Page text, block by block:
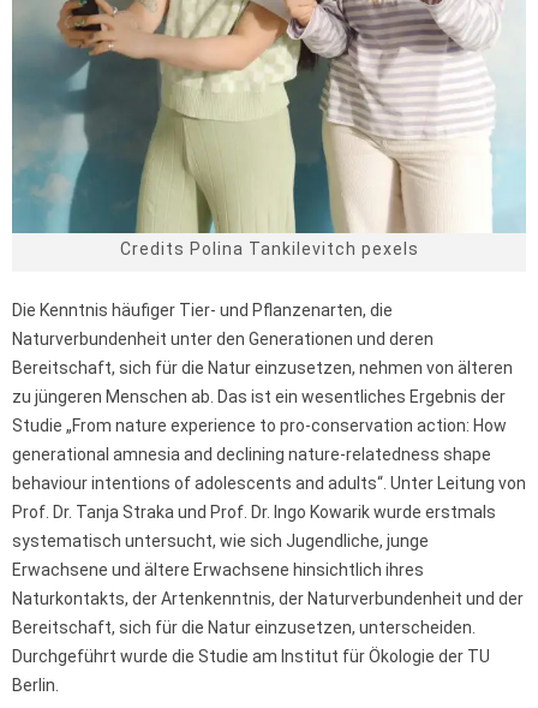
Credits Polina Tankilevitch pexels
Die Kenntnis häufiger Tier- und Pflanzenarten, die
Naturverbundenheit unter den Generationen und deren
Bereitschaft, sich für die Natur einzusetzen, nehmen von älteren
zu jüngeren Menschen ab. Das ist ein wesentliches Ergebnis der
Studie „From nature experience to pro-conservation action: How
generational amnesia and declining nature-relatedness shape
behaviour intentions of adolescents and adults“. Unter Leitung von
Prof. Dr. Tanja Straka und Prof. Dr. Ingo Kowarik wurde erstmals
systematisch untersucht, wie sich Jugendliche, junge
Erwachsene und ältere Erwachsene hinsichtlich ihres
Naturkontakts, der Artenkenntnis, der Naturverbundenheit und der
Bereitschaft, sich für die Natur einzusetzen, unterscheiden.
Durchgeführt wurde die Studie am Institut für Ökologie der TU
Berlin.